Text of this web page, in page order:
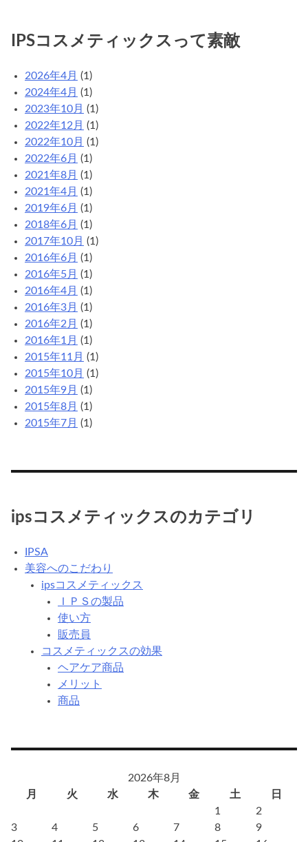
IPSコスメティックスって素敵
2026年4月 (1)
2024年4月 (1)
2023年10月 (1)
2022年12月 (1)
2022年10月 (1)
2022年6月 (1)
2021年8月 (1)
2021年4月 (1)
2019年6月 (1)
2018年6月 (1)
2017年10月 (1)
2016年6月 (1)
2016年5月 (1)
2016年4月 (1)
2016年3月 (1)
2016年2月 (1)
2016年1月 (1)
2015年11月 (1)
2015年10月 (1)
2015年9月 (1)
2015年8月 (1)
2015年7月 (1)
ipsコスメティックスのカテゴリ
IPSA
美容へのこだわり
ipsコスメティックス
ＩＰＳの製品
使い方
販売員
コスメティックスの効果
ヘアケア商品
メリット
商品
2026年8月
月
火 水 木 金 土
日
1
2
3
4 5 6 7 8
9